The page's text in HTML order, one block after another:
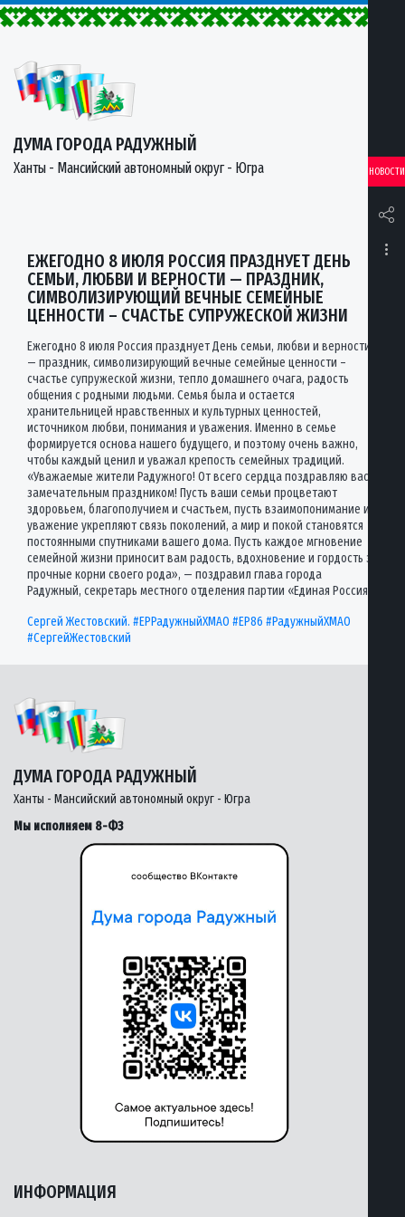
ДУМА ГОРОДА РАДУЖНЫЙ
Ханты - Мансийский автономный округ - Югра НОВОСТИ
ЕЖЕГОДНО 8 ИЮЛЯ РОССИЯ ПРАЗДНУЕТ ДЕНЬ
СЕМЬИ, ЛЮБВИ И ВЕРНОСТИ — ПРАЗДНИК,
СИМВОЛИЗИРУЮЩИЙ ВЕЧНЫЕ СЕМЕЙНЫЕ
ЦЕННОСТИ – СЧАСТЬЕ СУПРУЖЕСКОЙ ЖИЗНИ
Ежегодно 8 июля Россия празднует День семьи, любви и верности
— праздник, символизирующий вечные семейные ценности –
счастье супружеской жизни, тепло домашнего очага, радость
общения с родными людьми. Семья была и остается
хранительницей нравственных и культурных ценностей,
источником любви, понимания и уважения. Именно в семье
формируется основа нашего будущего, и поэтому очень важно,
чтобы каждый ценил и уважал крепость семейных традиций.
«Уважаемые жители Радужного! От всего сердца поздравляю вас с
замечательным праздником! Пусть ваши семьи процветают
здоровьем, благополучием и счастьем, пусть взаимопонимание и
уважение укрепляют связь поколений, а мир и покой становятся
постоянными спутниками вашего дома. Пусть каждое мгновение
семейной жизни приносит вам радость, вдохновение и гордость за
прочные корни своего рода», — поздравил глава города
Радужный, секретарь местного отделения партии «Единая Россия»
Сергей Жестовский. #ЕРРадужныйХМАО #ЕР86 #РадужныйХМАО
#СергейЖестовский
ДУМА ГОРОДА РАДУЖНЫЙ
Ханты - Мансийский автономный округ - Югра
Мы исполняем 8-ФЗ
ИНФОРМАЦИЯ